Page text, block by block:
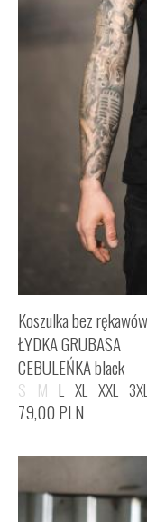
Koszulka bez rękawów
ŁYDKA GRUBASA
CEBULEŃKA black
S M L XL XXL 3XL
79,00 PLN